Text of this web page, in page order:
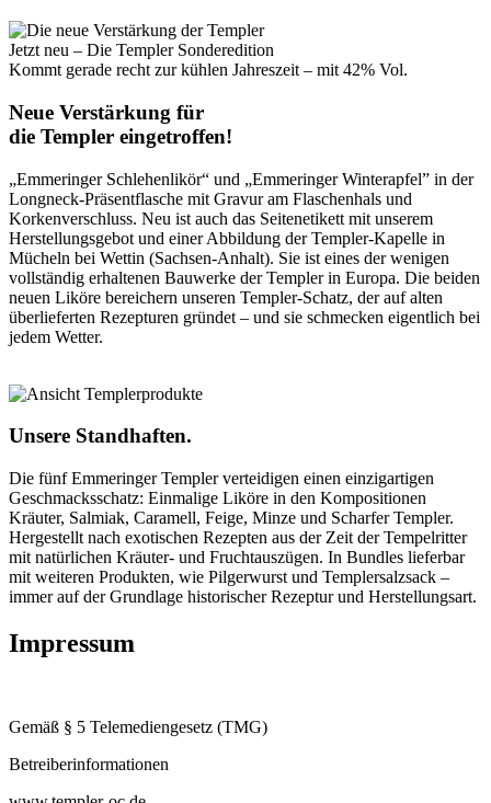
Jetzt neu – Die Templer Sonderedition
Kommt gerade recht zur kühlen Jahreszeit – mit 42% Vol.
Neue Verstärkung für
die Templer eingetroffen!
„Emmeringer Schlehenlikör“ und „Emmeringer Winterapfel” in der
Longneck-Präsentflasche mit Gravur am Flaschenhals und
Korkenverschluss. Neu ist auch das Seitenetikett mit unserem
Herstellungsgebot und einer Abbildung der Templer-Kapelle in
Mücheln bei Wettin (Sachsen-Anhalt). Sie ist eines der wenigen
vollständig erhaltenen Bauwerke der Templer in Europa. Die beiden
neuen Liköre bereichern unseren Templer-Schatz, der auf alten
überlieferten Rezepturen gründet – und sie schmecken eigentlich bei
jedem Wetter.
Unsere Standhaften.
Die fünf Emmeringer Templer verteidigen einen einzigartigen
Geschmacksschatz: Einmalige Liköre in den Kompositionen
Kräuter, Salmiak, Caramell, Feige, Minze und Scharfer Templer.
Hergestellt nach exotischen Rezepten aus der Zeit der Tempelritter
mit natürlichen Kräuter- und Fruchtauszügen. In Bundles lieferbar
mit weiteren Produkten, wie Pilgerwurst und Templersalzsack –
immer auf der Grundlage historischer Rezeptur und Herstellungsart.
Impressum
Gemäß § 5 Telemediengesetz (TMG)
Betreiberinformationen